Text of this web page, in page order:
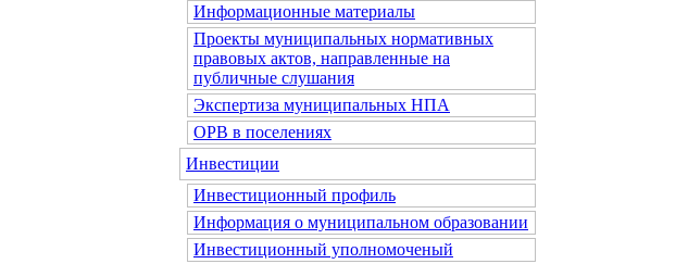
Информационные материалы
Проекты муниципальных нормативных
правовых актов, направленные на
публичные слушания
Экспертиза муниципальных НПА
ОРВ в поселениях
Инвестиции
Инвестиционный профиль
Информация о муниципальном образовании
Инвестиционный уполномоченый